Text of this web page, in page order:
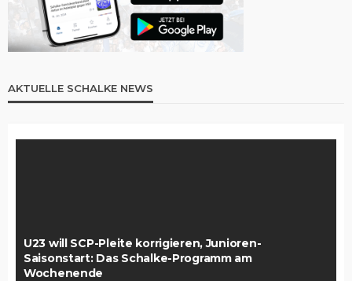
AKTUELLE SCHALKE NEWS
U23 will SCP-Pleite korrigieren, Junioren-
Saisonstart: Das Schalke-Programm am
Wochenende